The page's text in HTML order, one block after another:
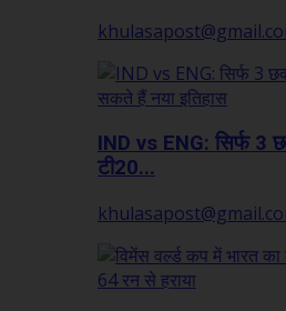
IND vs ENG: सिर्फ 3
टी20...